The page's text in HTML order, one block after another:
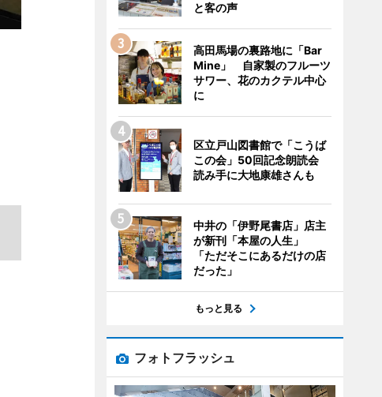
と客の声
高田馬場の裏路地に「Bar
Mine」 自家製のフルーツ
サワー、花のカクテル中心
に
区立戸山図書館で「こうば
この会」50回記念朗読会
読み手に大地康雄さんも
中井の「伊野尾書店」店主
が新刊「本屋の人生」
「ただそこにあるだけの店
だった」
もっと見る
フォトフラッシュ